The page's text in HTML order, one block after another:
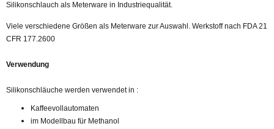
Silikonschlauch als Meterware in Industriequalität.
Viele verschiedene Größen als Meterware zur Auswahl. Werkstoff nach FDA 21
CFR 177.2600
Verwendung
Silikonschläuche werden verwendet in :
Kaffeevollautomaten
im Modellbau für Methanol